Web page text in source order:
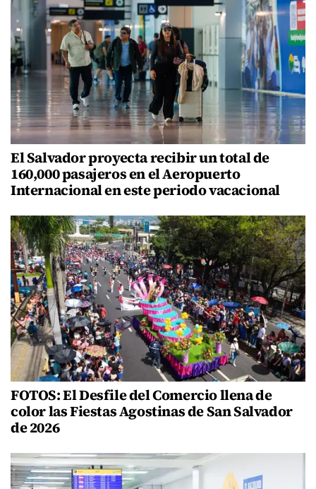
El Salvador proyecta recibir un total de
160,000 pasajeros en el Aeropuerto
Internacional en este periodo vacacional
FOTOS: El Desfile del Comercio llena de
color las Fiestas Agostinas de San Salvador
de 2026